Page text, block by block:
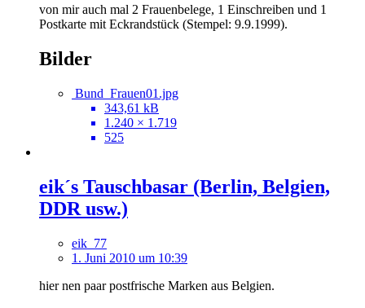
von mir auch mal 2 Frauenbelege, 1 Einschreiben und 1
Postkarte mit Eckrandstück (Stempel: 9.9.1999).
Bilder
Bund_Frauen01.jpg
343,61 kB
1.240 × 1.719
525
eik´s Tauschbasar (Berlin, Belgien,
DDR usw.)
eik_77
1. Juni 2010 um 10:39
hier nen paar postfrische Marken aus Belgien.